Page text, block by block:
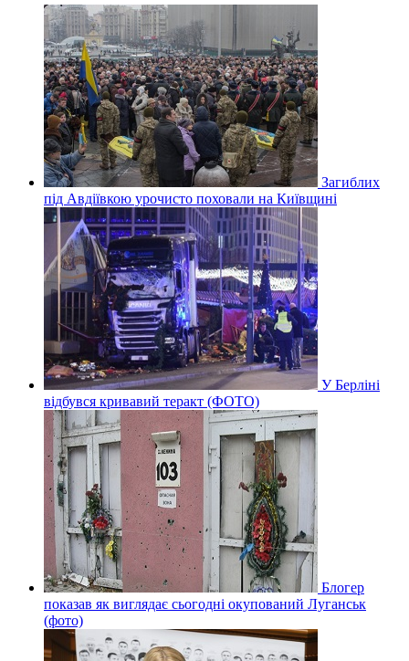
Загиблих
під Авдіївкою урочисто поховали на Київщині
У Берліні
відбувся кривавий теракт (ФОТО)
Блогер
показав як виглядає сьогодні окупований Луганськ
(фото)